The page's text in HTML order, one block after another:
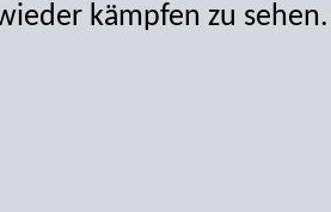
kämpfen zu